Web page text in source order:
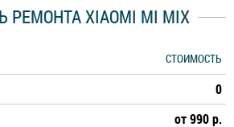
РЕМОНТА XIAOMI MI MIX
СТОИМОСТЬ
0
от 990 р.